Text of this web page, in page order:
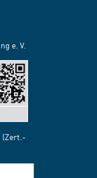
e. V.
(Zert.-